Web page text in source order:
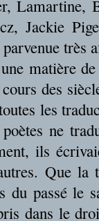
Lamartine,
Jackie
très
matière
des
les
ne
ils
Que la
du passé le
dans le